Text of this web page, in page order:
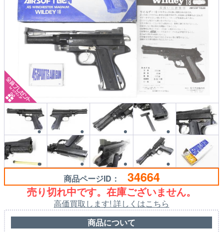
商品ページID： 34664
売り切れ中です。在庫ございません。
高価買取します! 詳しくはこちら
商品について